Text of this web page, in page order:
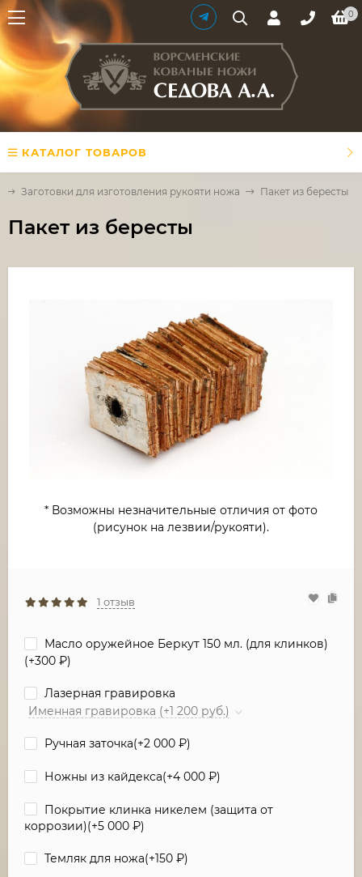
0
КАТАЛОГ ТОВАРОВ
Заготовки для изготовления рукояти ножа Пакет из бересты
Пакет из бересты
* Возможны незначительные отличия от фото
(рисунок на лезвии/рукояти).
1 отзыв
Масло оружейное Беркут 150 мл. (для клинков)
(+300 ₽)
Лазерная гравировка
Именная гравировка (+1 200 руб.)
Ручная заточка(+2 000 ₽)
Ножны из кайдекса(+4 000 ₽)
Покрытие клинка никелем (защита от
коррозии)(+5 000 ₽)
Темляк для ножа(+150 ₽)